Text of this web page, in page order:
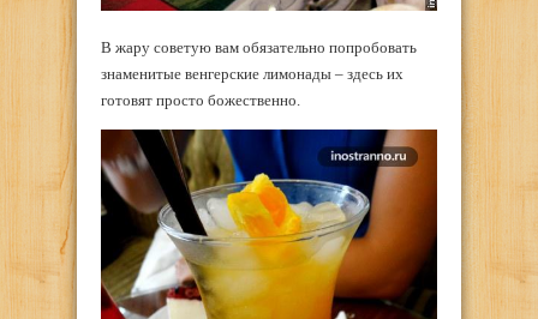
В жару советую вам обязательно попробовать
знаменитые венгерские лимонады – здесь их
готовят просто божественно.